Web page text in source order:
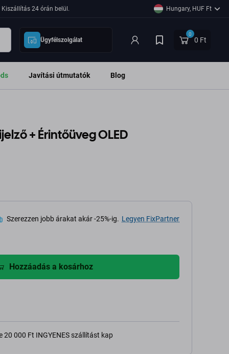
24 órán belül. Hungary, HUF Ft
Ügyfélszolgálat
0
0 Ft
Javítási útmutatók Blog
+ Érintőüveg OLED
Szerezzen jobb árakat akár -25%-ig. Legyen FixPartner
Hozzáadás a kosárhoz
20 000 Ft INGYENES szállítást kap